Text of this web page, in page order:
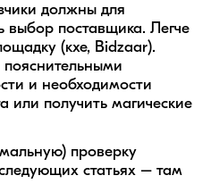
должны для
выбор поставщика. Легче
(кхе, Bidzaar).
и необходимости
или получить магические
проверку
статьях – там